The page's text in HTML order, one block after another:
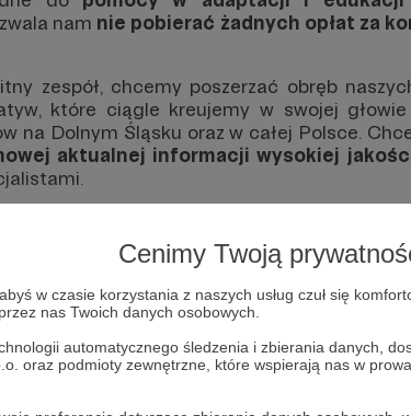
Cenimy Twoją
w czasie korzystania z naszych usług czuł się
nas Twoich danych osobowych.
automatycznego śledzenia i zbierania danych,
oraz podmioty zewnętrzne, które wspierają nas w
nam nie pobierać żadnych opłat za
zespół, chcemy poszerzać obręb
które ciągle kreujemy w swojej
na Dolnym Śląsku oraz w całej Polsce.
aktualnej informacji wysokiej
swojego doświadczenia pracy z
dla adaptacji oraz integracji w
większej liczby migrantów, a przede
dla tych osób, którzy nie mają
udało się zrealizować do tej pory?